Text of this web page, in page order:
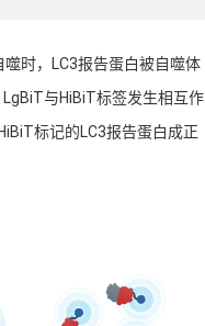
时，LC3报告蛋白被自噬体
与HiBiT标签发生相互作
标记的LC3报告蛋白成正